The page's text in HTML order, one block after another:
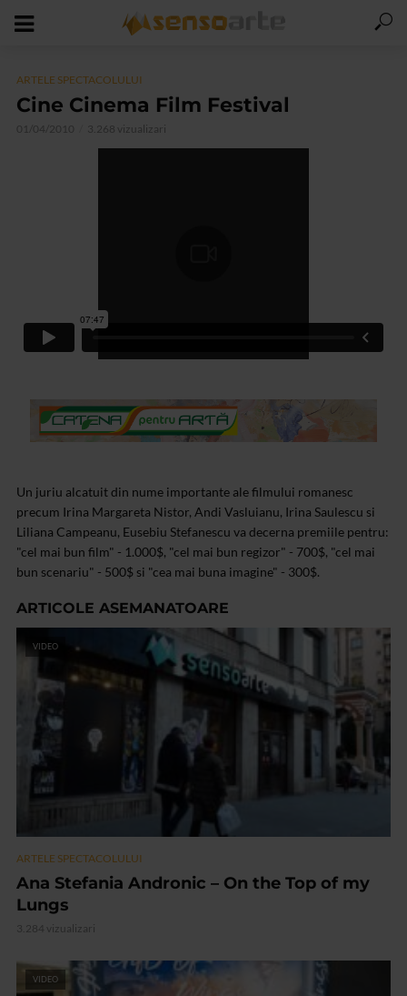
ARTELE SPECTACOLULUI
Cine Cinema Film Festival
01/04/2010 3.268 vizualizari
Un juriu alcatuit din nume importante ale filmului romanesc
precum Irina Margareta Nistor, Andi Vasluianu, Irina Saulescu si
Liliana Campeanu, Eusebiu Stefanescu va decerna premiile pentru:
"cel mai bun film" - 1.000$, "cel mai bun regizor" - 700$, "cel mai
bun scenariu" - 500$ si "cea mai buna imagine" - 300$.
ARTICOLE ASEMANATOARE
VIDEO
ARTELE SPECTACOLULUI
Ana Stefania Andronic – On the Top of my
Lungs
3.284 vizualizari
VIDEO